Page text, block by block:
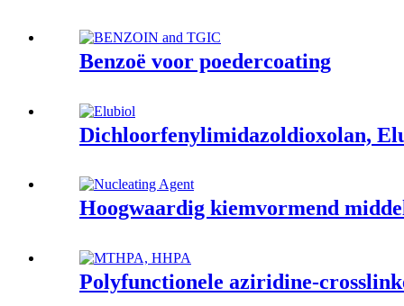
Benzoë voor poedercoating
Dichloorfenylimidazoldioxolan,
Hoogwaardig kiemvormend
Polyfunctionele aziridine-